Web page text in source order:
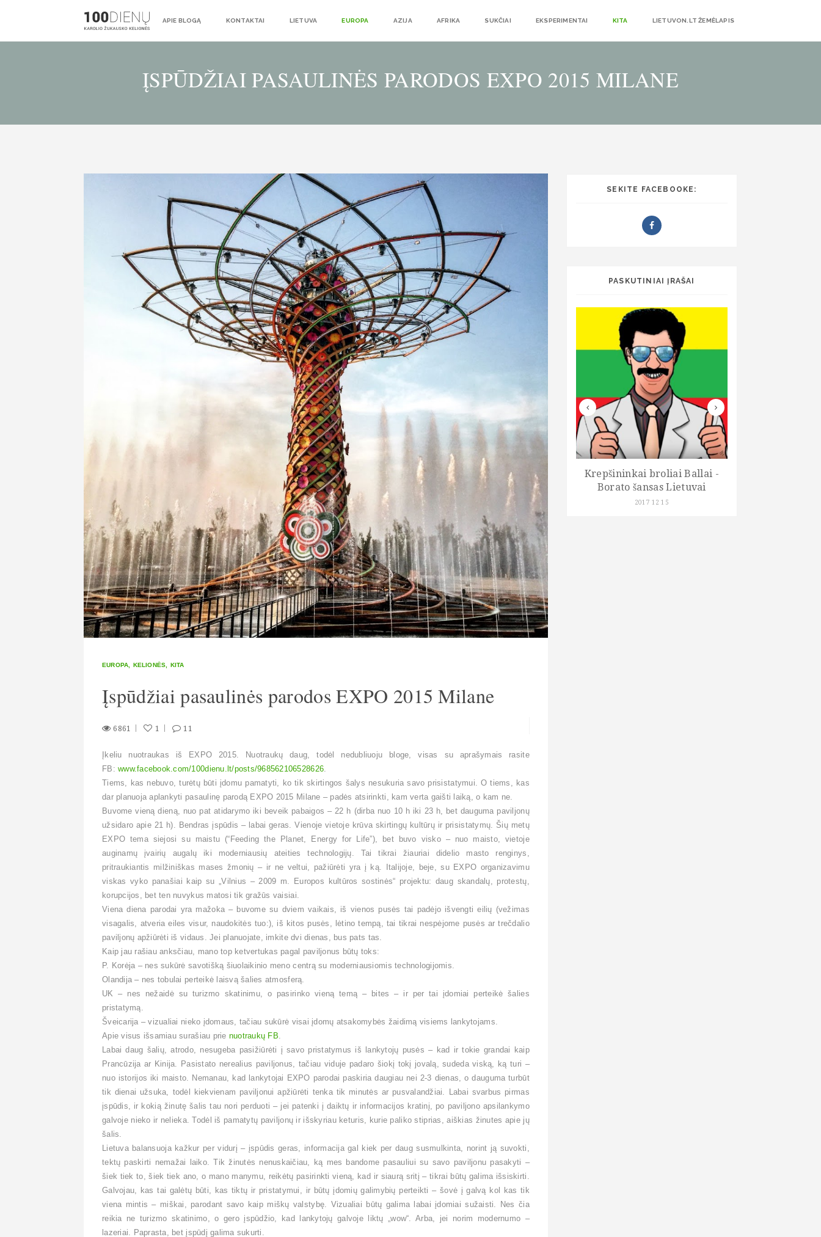
APIE BLOGĄ KONTAKTAI LIETUVA EUROPA AZIJA AFRIKA SUKČIAI EKSPERIMENTAI KITA LIETUVON.LT ŽEMĖLAPIS
ĮSPŪDŽIAI PASAULINĖS PARODOS EXPO 2015 MILANE
EUROPA KELIONĖS KITA
Įspūdžiai pasaulinės parodos EXPO 2015 Milane
6861 1 11
Įkeliu nuotraukas iš EXPO 2015. Nuotraukų daug, todėl nedubliuoju bloge, visas su aprašymais rasite
FB:www.facebook.com/100dienu.lt/posts/968562106528626
Tiems, kas nebuvo, turėtų būti įdomu pamatyti, ko tik skirtingos šalys nesukuria savo prisistatymui. O tiems, kas
dar planuoja aplankyti pasaulinę parodą EXPO 2015 Milane – padės atsirinkti, kam verta gaišti laiką, o kam ne.
Buvome vieną dieną, nuo pat atidarymo iki beveik pabaigos – 22 h (dirba nuo 10 h iki 23 h, bet dauguma paviljonų
užsidaro apie 21 h). Bendras įspūdis – labai geras. Vienoje vietoje krūva skirtingų kultūrų ir prisistatymų. Šių metų
EXPO tema siejosi su maistu (“Feeding the Planet, Energy for Life”), bet buvo visko – nuo maisto, vietoje
auginamų įvairių augalų iki moderniausių ateities technologijų. Tai tikrai žiauriai didelio masto renginys,
pritraukiantis milžiniškas mases žmonių – ir ne veltui, pažiūrėti yra į ką. Italijoje, beje, su EXPO organizavimu
viskas vyko panašiai kaip su „Vilnius – 2009 m. Europos kultūros sostinės“ projektu: daug skandalų, protestų,
korupcijos, bet ten nuvykus matosi tik gražūs vaisiai.
Viena diena parodai yra mažoka – buvome su dviem vaikais, iš vienos pusės tai padėjo išvengti eilių (vežimas
visagalis, atveria eiles visur, naudokitės tuo:), iš kitos pusės, lėtino tempą, tai tikrai nespėjome pusės ar trečdalio
paviljonų apžiūrėti iš vidaus. Jei planuojate, imkite dvi dienas, bus pats tas.
Kaip jau rašiau anksčiau, mano top ketvertukas pagal paviljonus būtų toks:
P. Korėja – nes sukūrė savotišką šiuolaikinio meno centrą su moderniausiomis technologijomis.
Olandija – nes tobulai perteikė laisvą šalies atmosferą.
UK – nes nežaidė su turizmo skatinimu, o pasirinko vieną temą – bites – ir per tai įdomiai perteikė šalies
pristatymą.
Šveicarija – vizualiai nieko įdomaus, tačiau sukūrė visai įdomų atsakomybės žaidimą visiems lankytojams.
Apie visus išsamiau surašiau prie nuotraukų FB
Labai daug šalių, atrodo, nesugeba pasižiūrėti į savo pristatymus iš lankytojų pusės – kad ir tokie grandai kaip
Prancūzija ar Kinija. Pasistato nerealius paviljonus, tačiau viduje padaro šiokį tokį jovalą, sudeda viską, ką turi –
nuo istorijos iki maisto. Nemanau, kad lankytojai EXPO parodai paskiria daugiau nei 2-3 dienas, o dauguma turbūt
tik dienai užsuka, todėl kiekvienam paviljonui apžiūrėti tenka tik minutės ar pusvalandžiai. Labai svarbus pirmas
įspūdis, ir kokią žinutę šalis tau nori perduoti – jei patenki į daiktų ir informacijos kratinį, po paviljono apsilankymo
galvoje nieko ir nelieka. Todėl iš pamatytų paviljonų ir išskyriau keturis, kurie paliko stiprias, aiškias žinutes apie jų
šalis.
Lietuva balansuoja kažkur per vidurį – įspūdis geras, informacija gal kiek per daug susmulkinta, norint ją suvokti,
tektų paskirti nemažai laiko. Tik žinutės nenuskaičiau, ką mes bandome pasauliui su savo paviljonu pasakyti –
šiek tiek to, šiek tiek ano, o mano manymu, reikėtų pasirinkti vieną, kad ir siaurą sritį – tikrai būtų galima išsiskirti.
Galvojau, kas tai galėtų būti, kas tiktų ir pristatymui, ir būtų įdomių galimybių perteikti – šovė į galvą kol kas tik
viena mintis – miškai, parodant savo kaip miškų valstybę. Vizualiai būtų galima labai įdomiai sužaisti. Nes čia
reikia ne turizmo skatinimo, o gero įspūdžio, kad lankytojų galvoje liktų „wow“. Arba, jei norim modernumo –
lazeriai. Paprasta, bet įspūdį galima sukurti.
SEKITE FACEBOOKE:
PASKUTINIAI ĮRAŠAI
Krepšininkai broliai Ballai -
Borato šansas Lietuvai
2017 12 15